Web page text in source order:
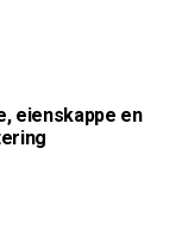
eienskappe en